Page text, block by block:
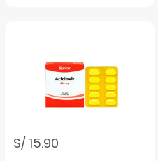
S/ 15.90